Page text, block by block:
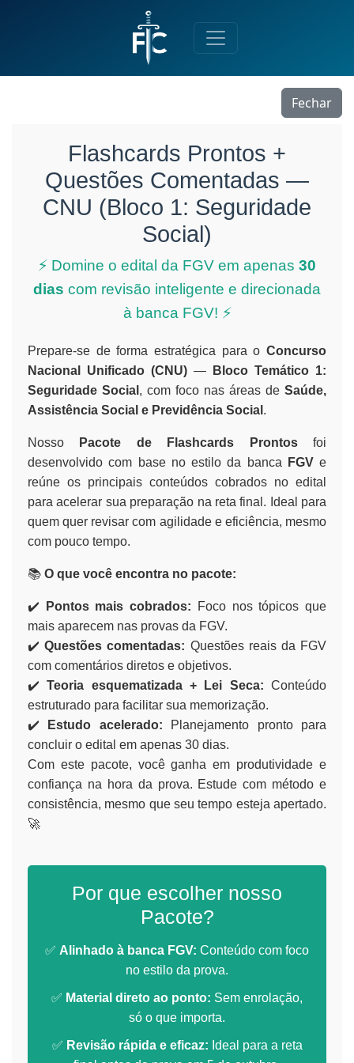
Fechar
Flashcards Prontos +
Questões Comentadas —
CNU (Bloco 1: Seguridade
Social)
⚡ Domine o edital da FGV em apenas 30
dias com revisão inteligente e direcionada
à banca FGV! ⚡
Prepare-se de forma estratégica para o Concurso
Nacional Unificado (CNU) —
Bloco Temático 1:
Seguridade Social , com foco nas áreas de Saúde,
Assistência Social e Previdência Social .
Nosso Pacote de Flashcards Prontosfoi
desenvolvido com base no estilo da banca
FGVe
reúne os principais conteúdos cobrados no edital
para acelerar sua preparação na reta final. Ideal para
quem quer revisar com agilidade e eficiência, mesmo
com pouco tempo.
📚 O que você encontra no pacote:
✔️ Pontos mais cobrados: Foco nos tópicos que
mais aparecem nas provas da FGV.
✔️Questões comentadas: Questões reais da FGV
com comentários diretos e objetivos.
✔️Teoria esquematizada + Lei Seca: Conteúdo
estruturado para facilitar sua memorização.
✔️
Estudo acelerado: Planejamento pronto para
concluir o edital em apenas 30 dias.
Com este pacote, você ganha em produtividade e
confiança na hora da prova. Estude com método e
consistência, mesmo que seu tempo esteja apertado.
🚀
Por que escolher nosso
Pacote?
✅ Alinhado à banca FGV: Conteúdo com foco
no estilo da prova.
✅ Material direto ao ponto: Sem enrolação,
só o que importa.
✅ Revisão rápida e eficaz: Ideal para a reta